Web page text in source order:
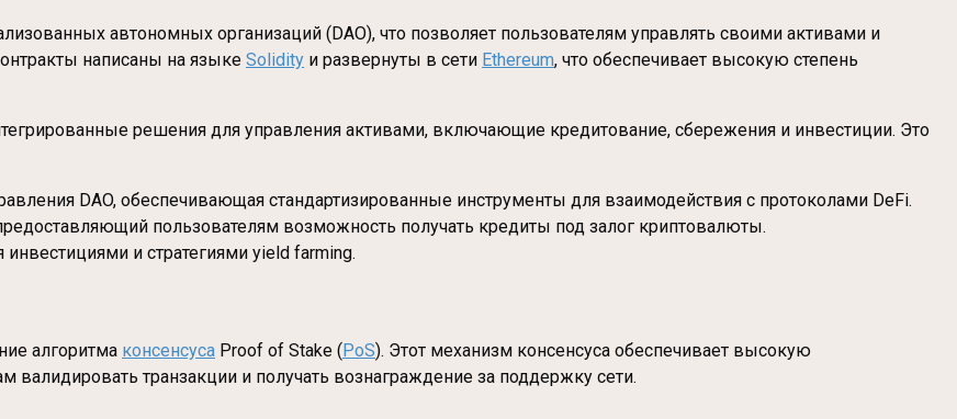
автономных организаций (DAO), что позволяет пользователям управлять своими активами и
написаны на языке Solidity и развернуты в сети Ethereum, что обеспечивает высокую степень
решения для управления активами, включающие кредитование, сбережения и инвестиции. Это
DAO, обеспечивающая стандартизированные инструменты для взаимодействия с протоколами DeFi.
пользователям возможность получать кредиты под залог криптовалюты.
и стратегиями yield farming.
алгоритма консенсуса Proof of Stake (PoS). Этот механизм консенсуса обеспечивает высокую
валидировать транзакции и получать вознаграждение за поддержку сети.